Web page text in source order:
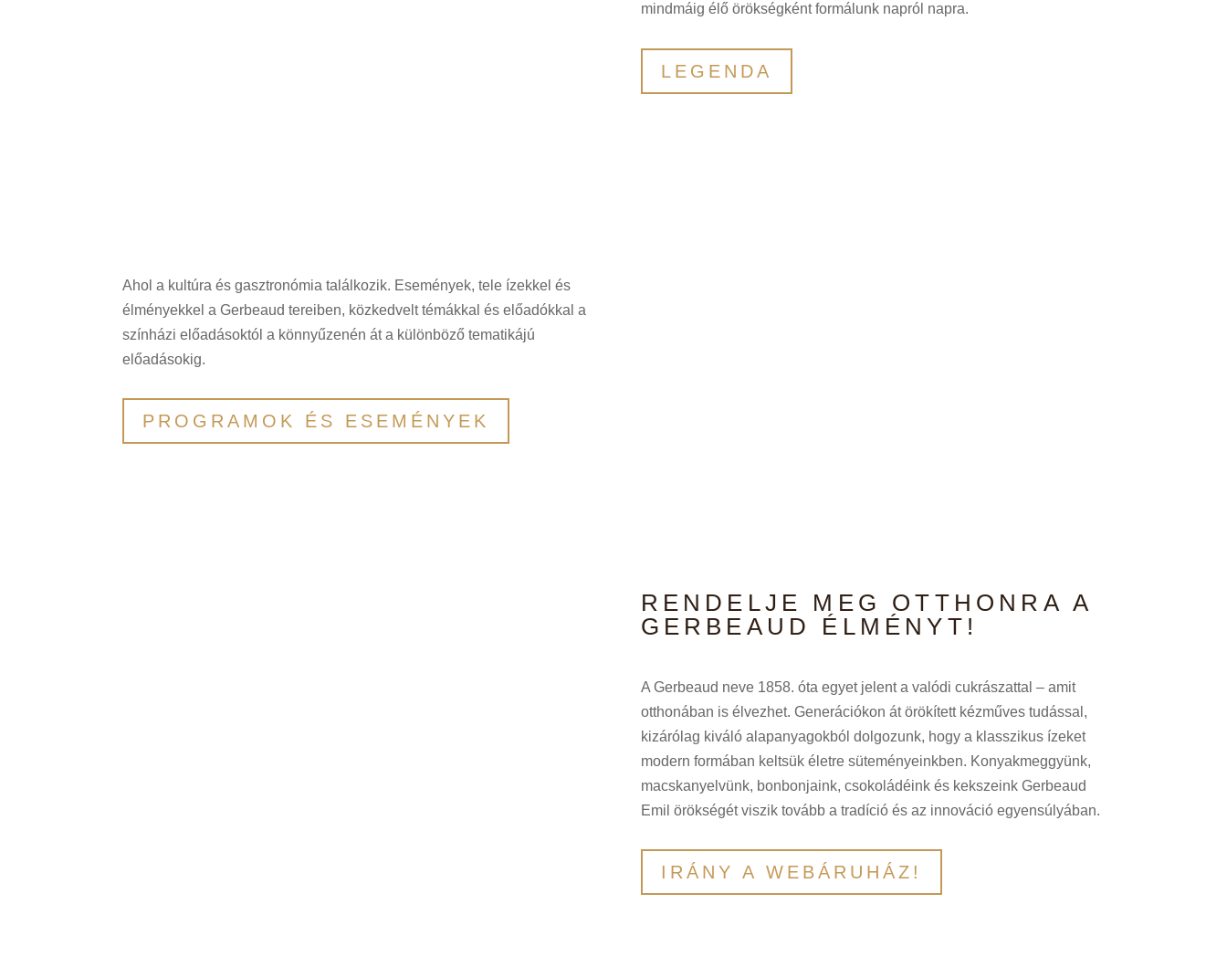
mindmáig élő örökségként formálunk napról napra.
LEGENDA
Ahol a kultúra és gasztronómia találkozik. Események, tele ízekkel és
élményekkel a Gerbeaud tereiben, közkedvelt témákkal és előadókkal a
színházi előadásoktól a könnyűzenén át a különböző tematikájú
előadásokig.
PROGRAMOK ÉS ESEMÉNYEK
RENDELJE MEG OTTHONRA A
GERBEAUD ÉLMÉNYT!
A Gerbeaud neve 1858. óta egyet jelent a valódi cukrászattal – amit
otthonában is élvezhet. Generációkon át örökített kézműves tudással,
kizárólag kiváló alapanyagokból dolgozunk, hogy a klasszikus ízeket
modern formában keltsük életre süteményeinkben. Konyakmeggyünk,
macskanyelvünk, bonbonjaink, csokoládéink és kekszeink Gerbeaud
Emil örökségét viszik tovább a tradíció és az innováció egyensúlyában.
IRÁNY A WEBÁRUHÁZ!